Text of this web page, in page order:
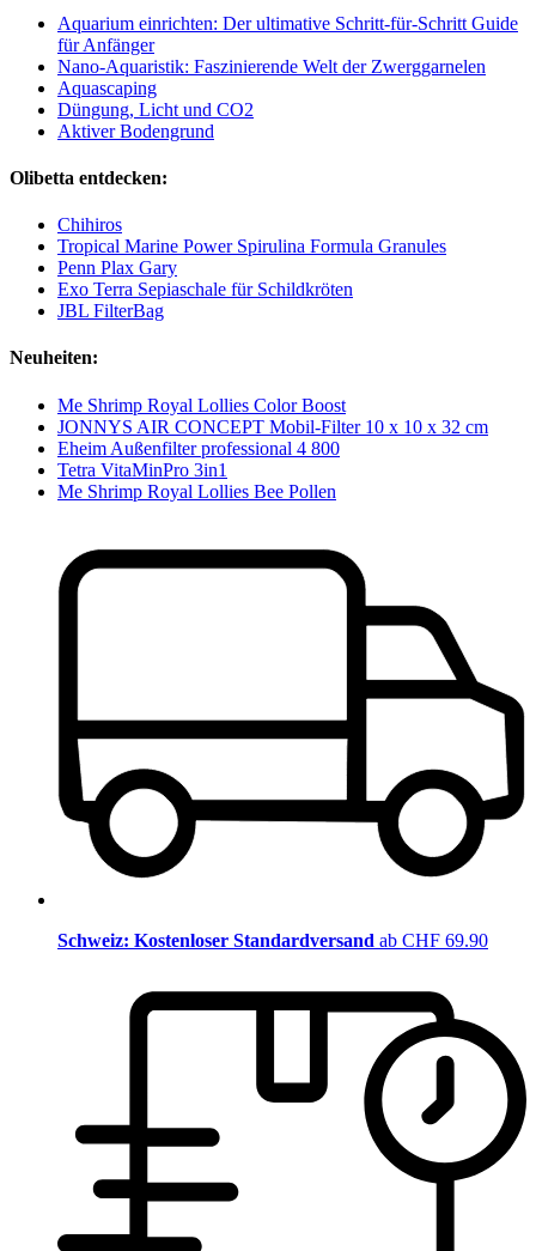
Aquarium einrichten: Der ultimative Schritt-für-Schritt Guide
für Anfänger
Nano-Aquaristik: Faszinierende Welt der Zwerggarnelen
Aquascaping
Düngung, Licht und CO2
Aktiver Bodengrund
Olibetta entdecken:
Chihiros
Tropical Marine Power Spirulina Formula Granules
Penn Plax Gary
Exo Terra Sepiaschale für Schildkröten
JBL FilterBag
Neuheiten:
Me Shrimp Royal Lollies Color Boost
JONNYS AIR CONCEPT Mobil-Filter 10 x 10 x 32 cm
Eheim Außenfilter professional 4 800
Tetra VitaMinPro 3in1
Me Shrimp Royal Lollies Bee Pollen
Schweiz: Kostenloser Standardversand ab CHF 69.90